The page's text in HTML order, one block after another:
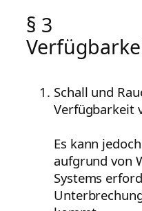
§ 3
Schall und
Verfügbarkeit
Es kann
aufgrund von
Systems